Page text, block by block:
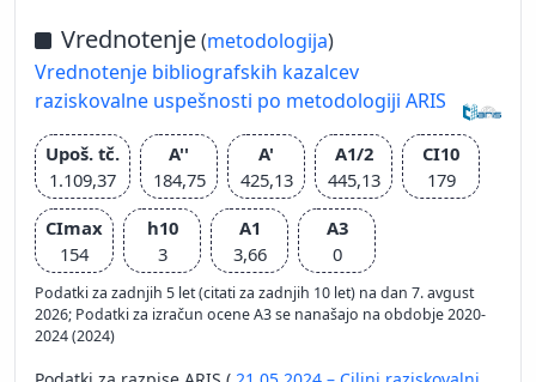
Vrednotenje(metodologija)
Vrednotenje bibliografskih kazalcev
raziskovalne uspešnosti po metodologiji ARIS
Upoš. tč.
1.109,37
A''
184,75
A'
425,13
A1/2
445,13
CI10
179
CImax
154
h10
3
A1
3,66
A3
0
Podatki za zadnjih 5 let (citati za zadnjih 10 let) na dan 7. avgust
2026; Podatki za izračun ocene A3 se nanašajo na obdobje 2020-
2024 (2024)